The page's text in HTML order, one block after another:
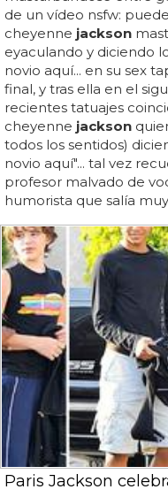
de un vídeo nsfw:
cheyenne jackson
eyaculando y diciendo
novio aquí... en su sex
final, y tras ella en el
recientes tatuajes
cheyenne jackson
todos los sentidos)
novio aquí"... tal vez
profesor malvado de
humorista que salía
Paris Jackson